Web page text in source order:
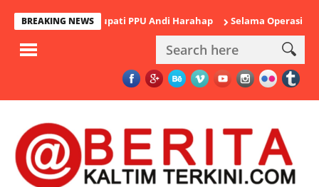
BREAKING NEWS
Mantan Bupati PPU Andi Harahap Selama Operasi Antik